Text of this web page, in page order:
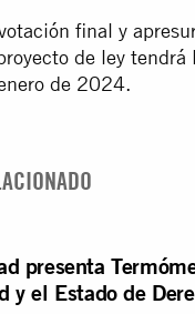
final y
de ley tendrá
de 2024.
presenta
y el Estado de